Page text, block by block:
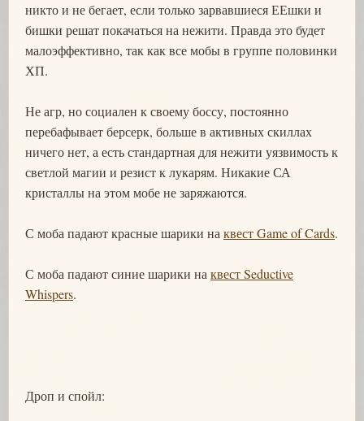
никто и не бегает, если только зарвавшиеся ЕЕшки и
бишки решат покачаться на нежити. Правда это будет
малоэффективно, так как все мобы в группе половинки
ХП.
Не агр, но социален к своему боссу, постоянно
перебафывает берсерк, больше в активных скиллах
ничего нет, а есть стандартная для нежити уязвимость к
светлой магии и резист к лукарям. Никакие СА
кристаллы на этом мобе не заряжаются.
С моба падают красные шарики на квест Game of Cards.
С моба падают синие шарики на квест Seductive
Whispers.
Дроп и спойл: